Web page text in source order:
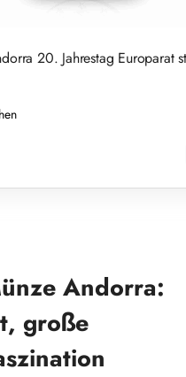
20. Jahrestag Europarat
Andorra:
große